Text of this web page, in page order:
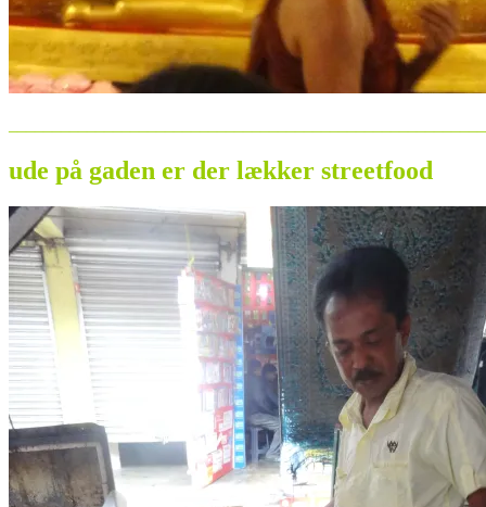
ude på gaden er der lækker streetfood